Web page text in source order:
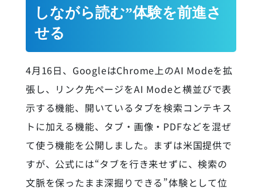
しながら読む”体験を前進さ
せる
4月16日、GoogleはChrome上のAI Modeを拡
張し、リンク先ページをAI Modeと横並びで表
示する機能、開いているタブを検索コンテキス
トに加える機能、タブ・画像・PDFなどを混ぜ
て使う機能を公開しました。まずは米国提供で
すが、公式には“タブを行き来せずに、検索の
文脈を保ったまま深掘りできる”体験として位